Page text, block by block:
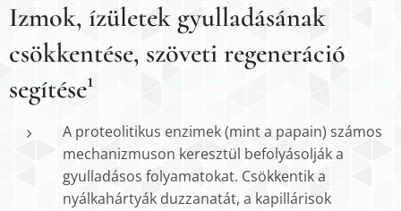
Izmok, ízületek gyulladásának
csökkentése, szöveti regeneráció
segítése¹
A proteolitikus enzimek (mint a papain) számos
mechanizmuson keresztül befolyásolják a
gyulladásos folyamatokat. Csökkentik a
nyálkahártyák duzzanatát, a kapillárisok